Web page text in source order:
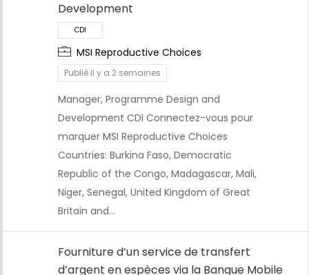
Development
MSI Reproductive Choices
Publié il y a 2 semaines
Manager, Programme Design and
Development CDI Connectez-vous pour
marquer MSI Reproductive Choices
Countries: Burkina Faso, Democratic
Republic of the Congo, Madagascar, Mali,
Niger, Senegal, United Kingdom of Great
Britain and…
Fourniture d’un service de transfert
d’argent en espèces via la Banque Mobile